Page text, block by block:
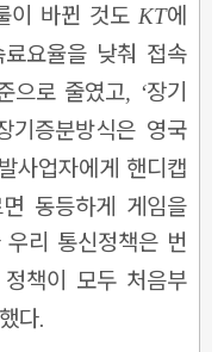
이 바뀐 것도 KT에
요율을 낮춰 접속
으로 줄였고, ‘장기
기증분방식은 영국
사업자에게 핸디캡
동등하게 게임을
우리 통신정책은 번
책이 모두 처음부
다.